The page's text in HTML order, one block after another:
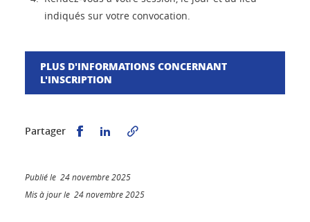
indiqués sur votre convocation.
PLUS D'INFORMATIONS CONCERNANT
L'INSCRIPTION
Partager Partager sur Facebook
Partager sur LinkedIn
Publié le 24 novembre 2025
Mis à jour le 24 novembre 2025